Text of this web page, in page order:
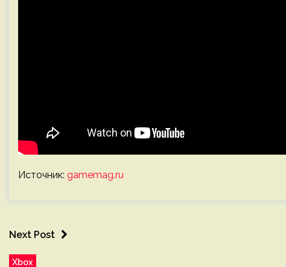
Источник: gamemag.ru
Next Post
Xbox